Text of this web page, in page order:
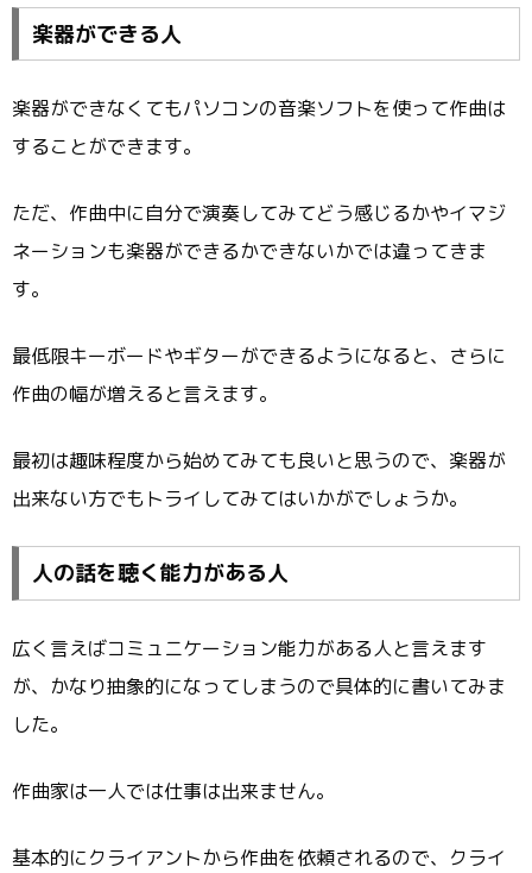
楽器ができる人
楽器ができなくてもパソコンの音楽ソフトを使って作曲は
することができます。
ただ、作曲中に自分で演奏してみてどう感じるかやイマジ
ネーションも楽器ができるかできないかでは違ってきま
す。
最低限キーボードやギターができるようになると、さらに
作曲の幅が増えると言えます。
最初は趣味程度から始めてみても良いと思うので、楽器が
出来ない方でもトライしてみてはいかがでしょうか。
人の話を聴く能力がある人
広く言えばコミュニケーション能力がある人と言えます
が、かなり抽象的になってしまうので具体的に書いてみま
した。
作曲家は一人では仕事は出来ません。
基本的にクライアントから作曲を依頼されるので、クライ